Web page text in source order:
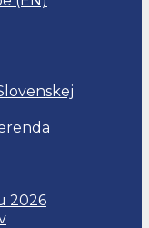
2026